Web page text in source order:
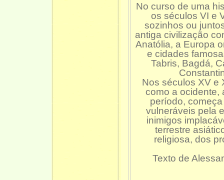
No curso de uma
os séculos VI e
sozinhos ou
antiga civilização
Anatólia, a Europa
e cidades
Tabris, Bagdá,
Nos séculos XV e
como a ocidente,
período,
vulneráveis pela
inimigos
terrestre
religiosa, dos
Texto de